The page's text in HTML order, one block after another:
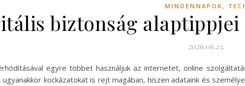
MINDENNAPOK,
biztonság
2026.06.23.
egyre többet használjuk az internetet, online
ugyanakkor kockázatokat is rejt magában, hiszen adataink és